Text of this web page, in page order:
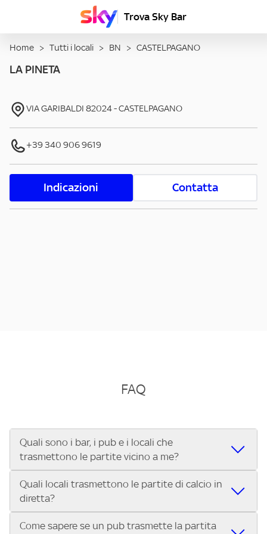
Trova Sky Bar
Home > Tutti i locali > BN > CASTELPAGANO
LA PINETA
VIA GARIBALDI 82024-CASTELPAGANO
+39 340 906 9619
Indicazioni Contatta
FAQ
Quali sono i bar, i pub e i locali che
trasmettono le partite vicino a me?
Se cerchi un bar, pub, ristorante o locale vicino a te per
vedere le partite di Serie A ENILIVE, la Serie C Sky Wifi, la
UEFA Champions League, la UEFA Europa League, la UEFA
Conference League, il Tennis, la Formula 1®, la MotoGP™ e
Quali locali trasmettono le partite di calcio in
diretta?
Vuoi sapere quali bar, pub o ristoranti mostrano le partite
Come sapere se un pub trasmette la partita